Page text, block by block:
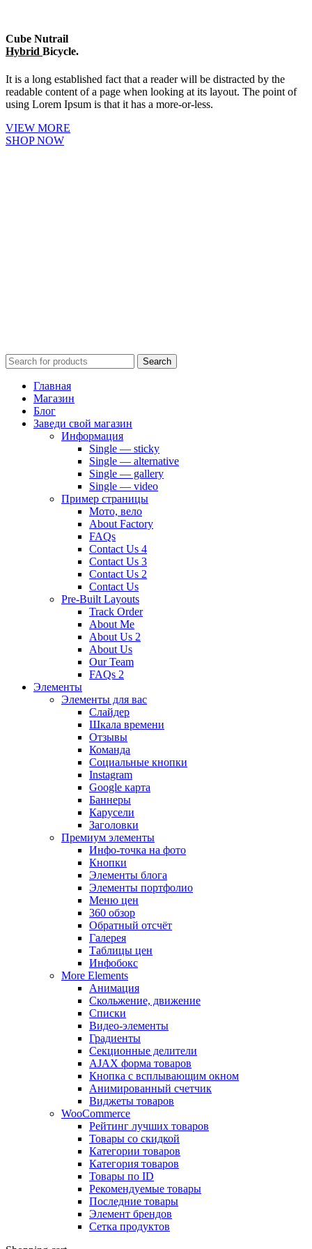
Cube Nutrail
Hybrid Bicycle.
It is a long established fact that a reader will be distracted by the
readable content of a page when looking at its layout. The point of
using Lorem Ipsum is that it has a more-or-less.
VIEW MORE
SHOP NOW
Search
Главная
Магазин
Блог
Заведи свой магазин
Информация
Single — sticky
Single — alternative
Single — gallery
Single — video
Пример страницы
Мото, вело
About Factory
FAQs
Contact Us 4
Contact Us 3
Contact Us 2
Contact Us
Pre-Built Layouts
Track Order
About Me
About Us 2
About Us
Our Team
FAQs 2
Элементы
Элементы для вас
Слайдер
Шкала времени
Отзывы
Команда
Социальные кнопки
Instagram
Google карта
Баннеры
Карусели
Заголовки
Премиум элементы
Инфо-точка на фото
Кнопки
Элементы блога
Элементы портфолио
Меню цен
360 обзор
Обратный отсчёт
Галерея
Таблицы цен
Инфобокс
More Elements
Анимация
Скольжение, движение
Списки
Видео-элементы
Градиенты
Секционные делители
AJAX форма товаров
Кнопка с всплывающим окном
Анимированный счетчик
Виджеты товаров
WooCommerce
Рейтинг лучших товаров
Товары со скидкой
Категории товаров
Категория товаров
Товары по ID
Рекомендуемые товары
Последние товары
Элемент брендов
Сетка продуктов